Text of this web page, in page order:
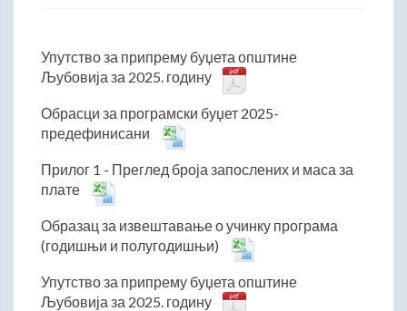
Упутство за припрему буџета општине
Љубовија за 2025. годину
Обрасци за програмски буџет 2025-
предефинисани
Прилог 1 - Преглед броја запослених и маса за
плате
Образац за извештавање о учинку програма
(годишњи и полугодишњи)
Упутство за припрему буџета општине
Љубовија за 2025. годину